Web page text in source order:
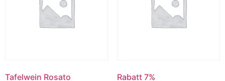
Tafelwein Rosato Rabatt 7%